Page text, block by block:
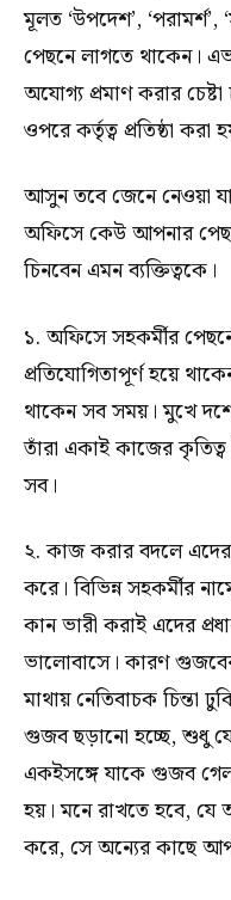
মূলত ‘উপদেশ’, ‘পরামর্শ’,
পেছনে লাগতে থাকেন।
অযোগ্য প্রমাণ করার
ওপরে কর্তৃত্ব প্রতিষ্ঠা করা
আসুন তবে জেনে নেওয়া
অফিসে কেউ আপনার
চিনবেন এমন ব্যক্তিত্বকে।
১. অফিসে সহকর্মীর
প্রতিযোগিতাপূর্ণ হয়ে
থাকেন সব সময়। মুখে
তাঁরা একাই কাজের
সব।
২. কাজ করার বদলে
করে। বিভিন্ন সহকর্মীর
কান ভারী করাই এদের
ভালোবাসে। কারণ
মাথায় নেতিবাচক চিন্তা
গুজব ছড়ানো হচ্ছে, শুধু যে
একইসঙ্গে যাকে গুজব
হয়। মনে রাখতে হবে, যে
করে, সে অন্যের কাছে